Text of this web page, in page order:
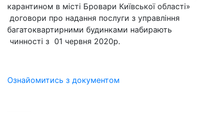
карантином в місті Бровари Київської області»
договори про надання послуги з управління
багатоквартирними будинками набирають
чинності з 01 червня 2020р.
Ознайомитись з документом